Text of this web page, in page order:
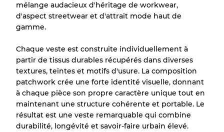
Répartition pour ratios mixtes
Qualité AB
Qualité ABC
30% A, 40% B, 30% C
mélange audacieux d'héritage de workwear,
d'aspect streetwear et d'attrait mode haut de
gamme.
Chaque veste est construite individuellement à
partir de tissus durables récupérés dans diverses
textures, teintes et motifs d'usure. La composition
patchwork crée une forte identité visuelle, donnant
à chaque pièce son propre caractère unique tout en
maintenant une structure cohérente et portable. Le
résultat est une veste remarquable qui combine
durabilité, longévité et savoir-faire urbain élevé.